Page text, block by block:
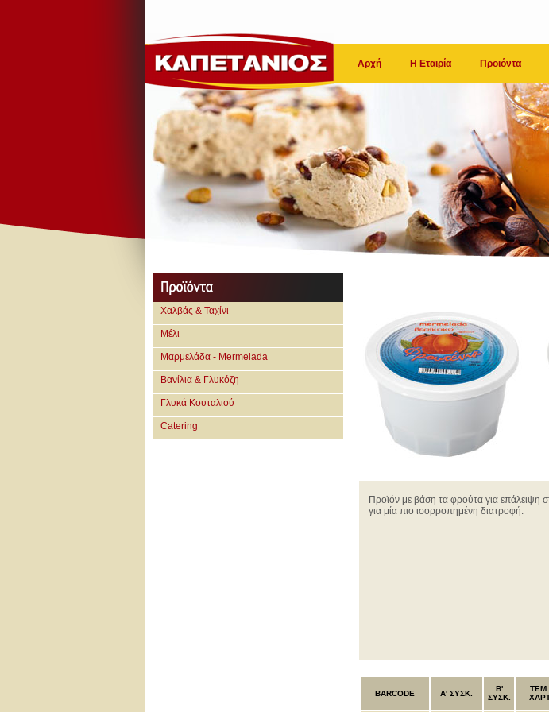
Αρχή Η Εταιρία Προϊόντα
Χαλβάς & Ταχίνι
Μέλι
Μαρμελάδα - Mermelada
Βανίλια & Γλυκόζη
Γλυκά Κουταλιού
Catering
Προϊόν με βάση τα φρούτα για επάλειψη
για μία πιο ισορροπημένη διατροφή.
BARCODE Α' ΣΥΣΚ.
B'
ΣΥΣΚ.
ΤΕΜ